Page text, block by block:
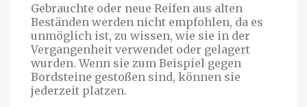
Gebrauchte oder neue Reifen aus alten
Beständen werden nicht empfohlen, da es
unmöglich ist, zu wissen, wie sie in der
Vergangenheit verwendet oder gelagert
wurden. Wenn sie zum Beispiel gegen
Bordsteine gestoßen sind, können sie
jederzeit platzen.